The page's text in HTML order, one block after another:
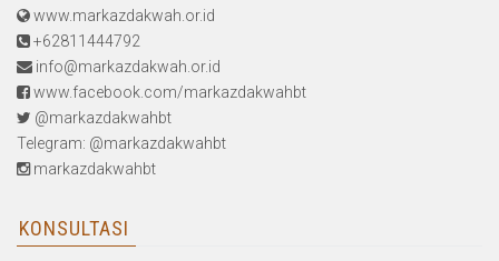
www.markazdakwah.or.id
+62811444792
info@markazdakwah.or.id
www.facebook.com/markazdakwahbt
@markazdakwahbt
Telegram: @markazdakwahbt
markazdakwahbt
KONSULTASI